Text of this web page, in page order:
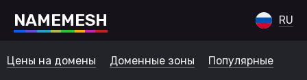
NAMEMESH RU
Цены на домены Доменные зоны Популярные